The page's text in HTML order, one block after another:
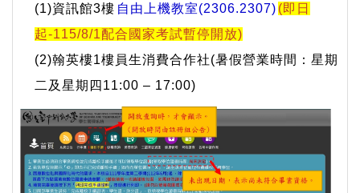
(1)資訊館3樓 自由上機教室(2306.2307) (即日
起-115/8/1配合國家考試暫停開放)
(2)翰英樓1樓員生消費合作社(暑假營業時間：星期
二及星期四11:00 – 17:00)